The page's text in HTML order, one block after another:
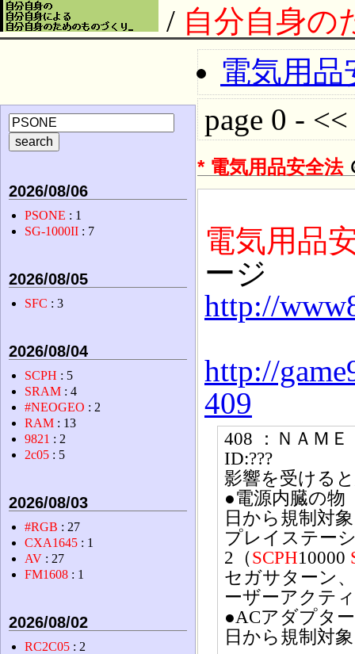
/ 自分自身の
電気用品
page 0 -
* 電気用品安全法
電気用品
ージ
http://
http://
409
408 ：ＮＡＭ
ID:???
影響を受ける
●電源内臓の物
日から規制対
プレイステー
2（SCPH10000
セガサターン
ーザーアクテ
●ACアダプタ
日から規制対
2026/08/06
PSONE : 1
SG-1000II : 7
2026/08/05
SFC : 3
2026/08/04
SCPH : 5
SRAM : 4
#NEOGEO : 2
RAM : 13
9821 : 2
2c05 : 5
2026/08/03
#RGB : 27
CXA1645 : 1
AV : 27
FM1608 : 1
2026/08/02
RC2C05 : 2